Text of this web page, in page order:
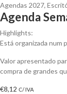
Agendas 2027,
Agenda
Highlights:
Está organizada num
Valor apresentado
compra de grandes
€8,12 C/ IVA